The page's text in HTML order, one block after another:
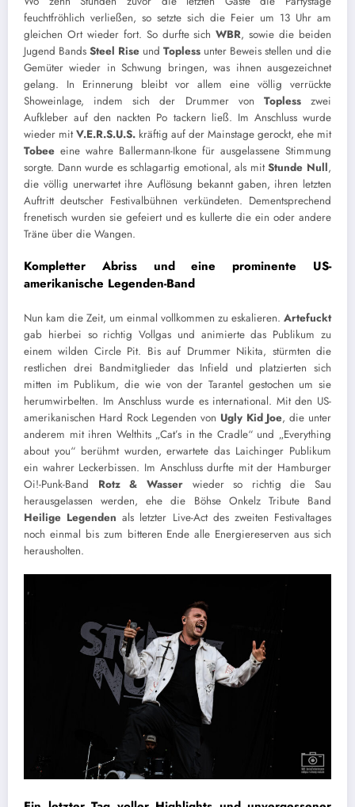
feuchtfröhlich verließen, so setzte sich die Feier um 13 Uhr am
gleichen Ort wieder fort. So durfte sichWBR, sowie die beiden
Jugend Bands Steel Rise und Topless unter Beweis stellen und die
Gemüter wieder in Schwung bringen, was ihnen ausgezeichnet
gelang. In Erinnerung bleibt vor allem eine völlig verrückte
Showeinlage, indem sich der Drummer von Toplesszwei
Aufkleber auf den nackten Po tackern ließ. Im Anschluss wurde
wieder mitV.E.R.S.U.S. kräftig auf der Mainstage gerockt, ehe mit
Tobee eine wahre Ballermann-Ikone für ausgelassene Stimmung
sorgte. Dann wurde es schlagartig emotional, als mitStunde Null,
die völlig unerwartet ihre Auflösung bekannt gaben, ihren letzten
Auftritt deutscher Festivalbühnen verkündeten. Dementsprechend
frenetisch wurden sie gefeiert und es kullerte die ein oder andere
Träne über die Wangen.
Kompletter Abriss und eine prominente US-
amerikanische Legenden-Band
Nun kam die Zeit, um einmal vollkommen zu eskalieren. Artefuckt
gab hierbei so richtig Vollgas und animierte das Publikum zu
einem wilden Circle Pit. Bis auf Drummer Nikita, stürmten die
restlichen drei Bandmitglieder das Infield und platzierten sich
mitten im Publikum, die wie von der Tarantel gestochen um sie
herumwirbelten. Im Anschluss wurde es international. Mit den US-
amerikanischen Hard Rock Legenden von Ugly Kid Joe, die unter
anderem mit ihren Welthits „Cat’s in the Cradle“ und „Everything
about you“ berühmt wurden, erwartete das Laichinger Publikum
ein wahrer Leckerbissen. Im Anschluss durfte mit der Hamburger
Oi!-Punk-Band Rotz & Wasserwieder so richtig die Sau
herausgelassen werden, ehe die Böhse Onkelz Tribute Band
Heilige Legenden als letzter Live-Act des zweiten Festivaltages
noch einmal bis zum bitteren Ende alle Energiereserven aus sich
herausholten.